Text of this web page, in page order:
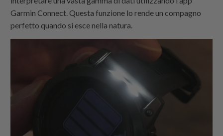
Garmin Connect. Questa funzione lo rende un compagno
perfetto quando si esce nella natura.